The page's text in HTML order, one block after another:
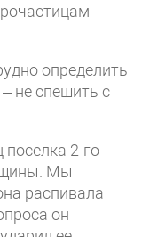
определить
не спешить с
2-го
Мы
распивала
он